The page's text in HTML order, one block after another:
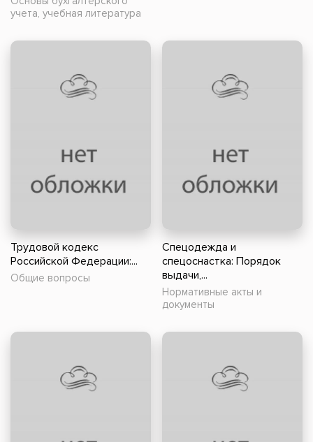
учета, учебная литература
Трудовой кодекс
Российской Федерации:...
Общие вопросы
Спецодежда и
спецоснастка: Порядок
выдачи,...
Нормативные акты и
документы